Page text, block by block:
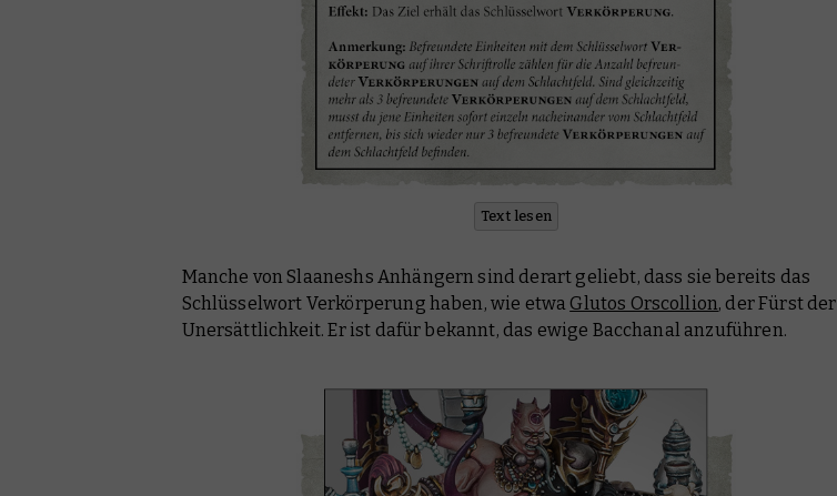
Text lesen
Manche von Slaaneshs Anhängern sind derart geliebt, dass sie bereits das
Schlüsselwort Verkörperung haben, wie etwa Glutos Orscollion, der Fürst der
Unersättlichkeit. Er ist dafür bekannt, das ewige Bacchanal anzuführen.